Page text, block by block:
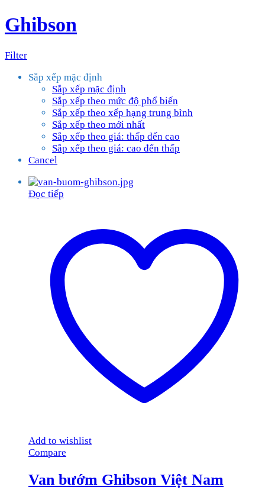
Ghibson
Filter
Sắp xếp mặc định
Sắp xếp mặc định
Sắp xếp theo mức độ phổ biến
Sắp xếp theo xếp hạng trung bình
Sắp xếp theo mới nhất
Sắp xếp theo giá: thấp đến cao
Sắp xếp theo giá: cao đến thấp
Cancel
Đọc tiếp
Add to wishlist
Compare
Van bướm Ghibson Việt Nam